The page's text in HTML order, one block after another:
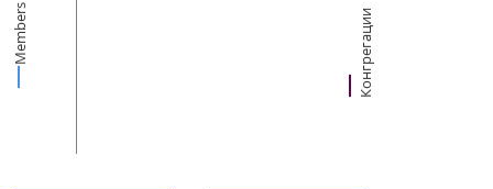
Members Конгрегации